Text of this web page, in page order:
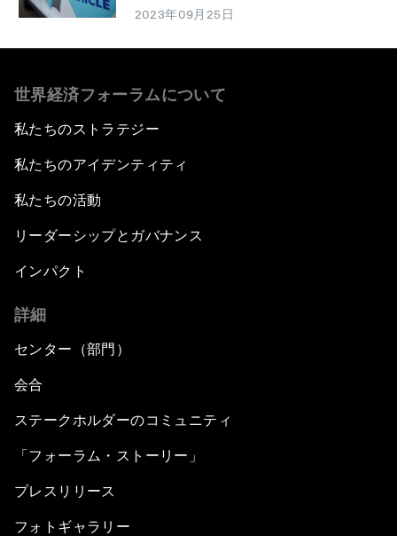
2023年09月25日
世界経済フォーラムについて
私たちのストラテジー
私たちのアイデンティティ
私たちの活動
リーダーシップとガバナンス
インパクト
詳細
センター（部門）
会合
ステークホルダーのコミュニティ
「フォーラム・ストーリー」
プレスリリース
フォトギャラリー